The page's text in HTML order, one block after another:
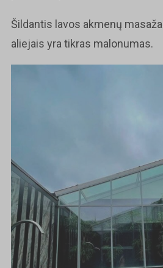
Šildantis lavos akmenų
aliejais yra tikras malonumas.